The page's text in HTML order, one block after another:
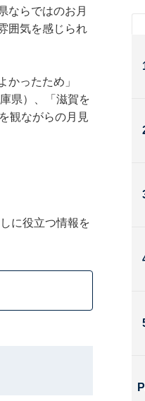
ならではのお月
囲気を感じられ
ったため」
県）、「滋賀を
観ながらの月見
に役立つ情報を